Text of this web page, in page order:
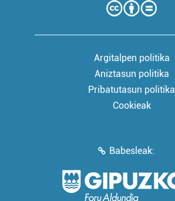
Argitalpen politika
Aniztasun politika
Pribatutasun politika
Cookieak
Babesleak: